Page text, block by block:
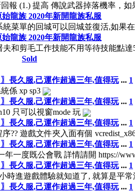
回報 (1.) 提高 傳說武器掉落機率，
始龍族 2020年新開龍族私服
統菜單的回城可以回城並復活,如果
始龍族 2020年新開龍族私服
夫和剪毛工作技能不用等待技能點
Sold
長久服,己運作超過三年,值得玩 ... 1
係 xp sp3
長久服,己運作超過三年,值得玩 ... 1
只可以視窗mode 玩
長久服,己運作超過三年,值得玩 ... 1
?? 遊戲文件夾入面有個
長久服,己運作超過三年,值得玩 ... 1
一度既公會戰 詳情請開 https://
長久服,己運作超過三年,值得玩 ... 1
時進遊戲體驗就知道了, 就算是平
長久服,己運作超過三年,值得玩 ... 1